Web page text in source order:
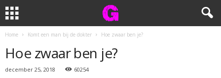
Home Komt een man bij de dokter Hoe zwaar ben je?
Hoe zwaar ben je?
december 25, 2018 60254